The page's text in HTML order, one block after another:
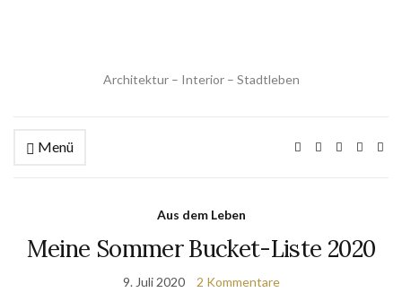
Architektur – Interior – Stadtleben
Menü
Aus dem Leben
Meine Sommer Bucket-Liste 2020
9. Juli 2020 2 Kommentare